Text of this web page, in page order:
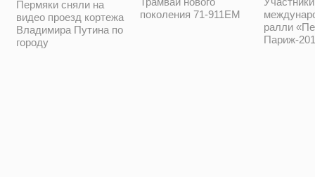
Пермяки сняли на
видео проезд кортежа
Владимира Путина по
городу
поколения 71-911ЕМ
ралли
Париж-